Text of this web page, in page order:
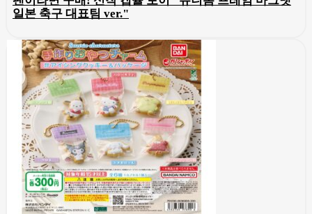
일본 축구 대표팀 ver."